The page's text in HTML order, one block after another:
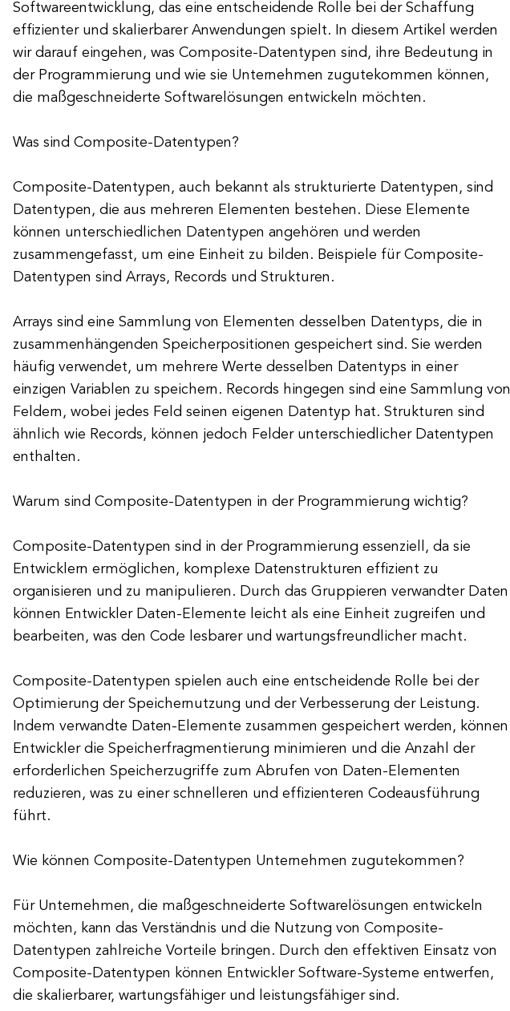
Softwareentwicklung, das eine entscheidende Rolle bei der Schaffung
effizienter und skalierbarer Anwendungen spielt. In diesem Artikel werden
wir darauf eingehen, was Composite-Datentypen sind, ihre Bedeutung in
der Programmierung und wie sie Unternehmen zugutekommen können,
die maßgeschneiderte Softwarelösungen entwickeln möchten.
Was sind Composite-Datentypen?
Composite-Datentypen, auch bekannt als strukturierte Datentypen, sind
Datentypen, die aus mehreren Elementen bestehen. Diese Elemente
können unterschiedlichen Datentypen angehören und werden
zusammengefasst, um eine Einheit zu bilden. Beispiele für Composite-
Datentypen sind Arrays, Records und Strukturen.
Arrays sind eine Sammlung von Elementen desselben Datentyps, die in
zusammenhängenden Speicherpositionen gespeichert sind. Sie werden
häufig verwendet, um mehrere Werte desselben Datentyps in einer
einzigen Variablen zu speichern. Records hingegen sind eine Sammlung von
Feldern, wobei jedes Feld seinen eigenen Datentyp hat. Strukturen sind
ähnlich wie Records, können jedoch Felder unterschiedlicher Datentypen
enthalten.
Warum sind Composite-Datentypen in der Programmierung wichtig?
Composite-Datentypen sind in der Programmierung essenziell, da sie
Entwicklern ermöglichen, komplexe Datenstrukturen effizient zu
organisieren und zu manipulieren. Durch das Gruppieren verwandter Daten
können Entwickler Daten-Elemente leicht als eine Einheit zugreifen und
bearbeiten, was den Code lesbarer und wartungsfreundlicher macht.
Composite-Datentypen spielen auch eine entscheidende Rolle bei der
Optimierung der Speichernutzung und der Verbesserung der Leistung.
Indem verwandte Daten-Elemente zusammen gespeichert werden, können
Entwickler die Speicherfragmentierung minimieren und die Anzahl der
erforderlichen Speicherzugriffe zum Abrufen von Daten-Elementen
reduzieren, was zu einer schnelleren und effizienteren Codeausführung
führt.
Wie können Composite-Datentypen Unternehmen zugutekommen?
Für Unternehmen, die maßgeschneiderte Softwarelösungen entwickeln
möchten, kann das Verständnis und die Nutzung von Composite-
Datentypen zahlreiche Vorteile bringen. Durch den effektiven Einsatz von
Composite-Datentypen können Entwickler Software-Systeme entwerfen,
die skalierbarer, wartungsfähiger und leistungsfähiger sind.